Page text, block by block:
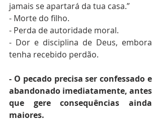
jamais se apartará da tua casa.”
- Morte do filho.
- Perda de autoridade moral.
- Dor e disciplina de Deus, embora
tenha recebido perdão.
- O pecado precisa ser confessado e
abandonado imediatamente, antes
que gere consequências ainda
maiores.